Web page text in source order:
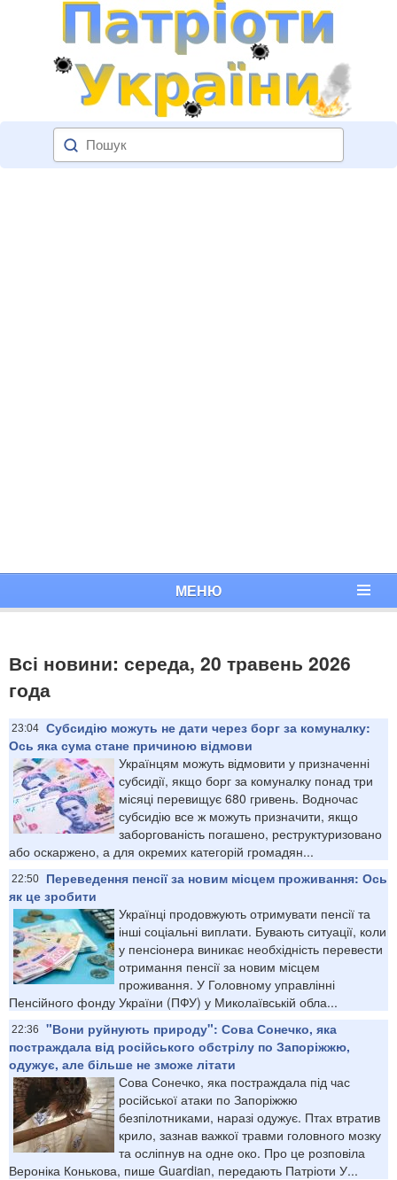
МЕНЮ
Всі новини: середа, 20 травень 2026
года
23:04 Субсидію можуть не дати через борг за комуналку:
Ось яка сума стане причиною відмови
Українцям можуть відмовити у призначенні
субсидії, якщо борг за комуналку понад три
місяці перевищує 680 гривень. Водночас
субсидію все ж можуть призначити, якщо
заборгованість погашено, реструктуризовано
або оскаржено, а для окремих категорій громадян...
22:50
Переведення пенсії за новим місцем проживання: Ось
як це зробити
Українці продовжують отримувати пенсії та
інші соціальні виплати. Бувають ситуації, коли
у пенсіонера виникає необхідність перевести
отримання пенсії за новим місцем
проживання. У Головному управлінні
Пенсійного фонду України (ПФУ) у Миколаївській обла...
22:36
"Вони руйнують природу": Сова Сонечко, яка
постраждала від російського обстрілу по Запоріжжю,
одужує, але більше не зможе літати
Сова Сонечко, яка постраждала під час
російської атаки по Запоріжжю
безпілотниками, наразі одужує. Птах втратив
крило, зазнав важкої травми головного мозку
та осліпнув на одне око. Про це розповіла
Вероніка Конькова, пише Guardian, передають Патріоти У...